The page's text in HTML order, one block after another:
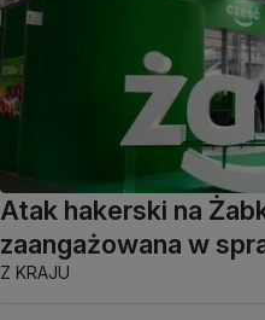
Atak hakerski na
zaangażowana w
Z KRAJU